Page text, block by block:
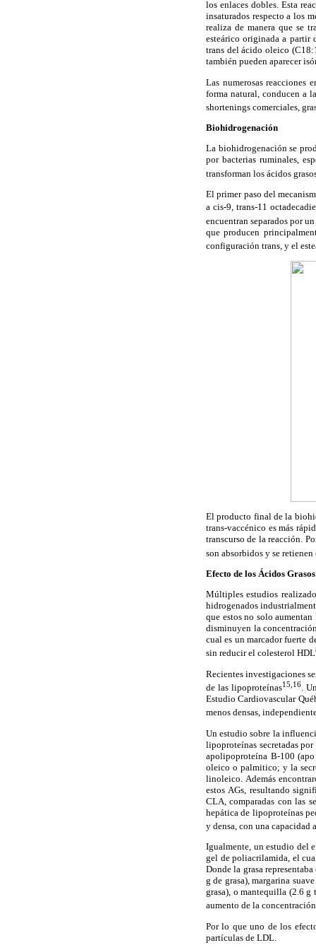
los enlaces dobles. Esta
insaturados respecto a los
realiza de manera que se
esteárico originada a partir
trans del ácido oleico
también pueden aparecer
Las numerosas reacciones
forma natural, conducen a
shortenings comerciales,
Biohidrogenación
La biohidrogenación se
por bacterias ruminales,
transforman los ácidos
El primer paso del
a cis-9, trans-11
encuentran separados por
que producen
configuración trans, y el
El producto final de la
trans-vaccénico es más
transcurso de la reacción.
son absorbidos y se
Efecto de los Ácidos
Múltiples estudios
hidrogenados
que estos no solo
disminuyen la
cual es un marcador fuerte
sin reducir el colesterol HDL
Recientes investigaciones
de las lipoproteínas15,16.
Estudio Cardiovascular
menos densas,
Un estudio sobre la
lipoproteínas secretadas
apolipoproteína B-100
oleico o palmitico; y la
linoleico. Además
estos AGs, resultando
CLA, comparadas con las
hepática de lipoproteínas
y densa, con una
Igualmente, un estudio del
gel de poliacrilamida, el
Donde la grasa
g de grasa), margarina
grasa), o mantequilla (2.6 g
aumento de la
Por lo que uno de los
partículas de LDL.